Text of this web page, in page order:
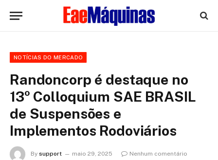
NOTÍCIAS DO MERCADO
Randoncorp é destaque no
13º Colloquium SAE BRASIL
de Suspensões e
Implementos Rodoviários
By support maio 29, 2025
Nenhum comentário